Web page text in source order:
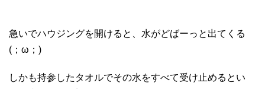
急いでハウジングを開けると、水がどばーっと出てくる
(；ω；)
しかも持参したタオルでその水をすべて受け止めるとい